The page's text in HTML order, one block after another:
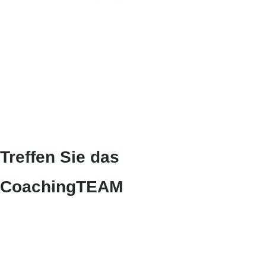
Treffen Sie das
CoachingTEAM